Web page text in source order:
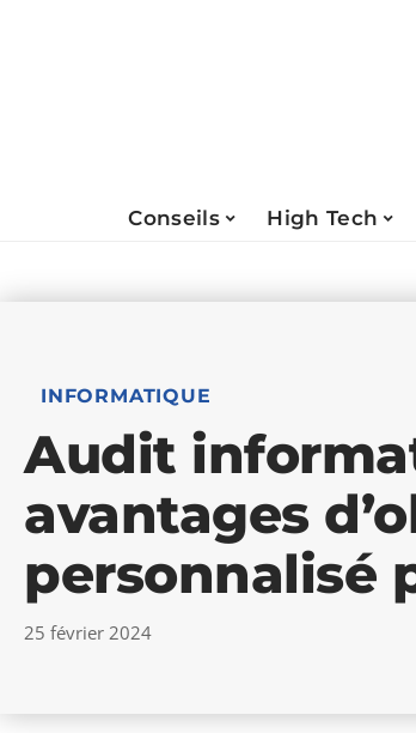
Conseils High Tech
INFORMATIQUE
Audit
avantages
personnalisé
25 février 2024